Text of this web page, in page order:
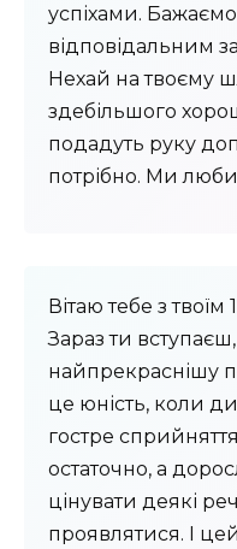
успіхами.
відповідальним
Нехай на твоєму
здебільшого
подадуть руку
потрібно. Ми
Вітаю тебе з
Зараз ти
найпрекраснішу
це юність, коли
гостре
остаточно, а
цінувати деякі
проявлятися. І